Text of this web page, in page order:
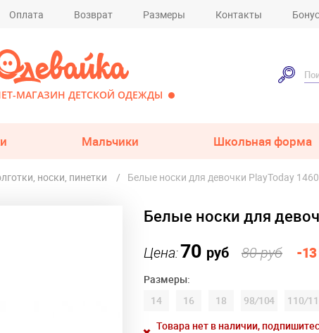
Оплата Возврат Размеры Контакты
МАГАЗИН ДЕТСКОЙ ОДЕЖДЫ
Мальчики Школьная форма
носки, пинетки Белые носки для девочки PlayToday
Белые носки для
Цена:70 руб 80 руб -13
Размеры:
14
16 18 98/104 110/
Товара нет в наличии,